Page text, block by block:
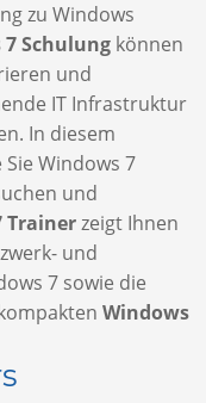
zu Windows
Schulung können
und
IT Infrastruktur
In diesem
Windows 7
und
Trainerzeigt Ihnen
und
7 sowie die
Windows